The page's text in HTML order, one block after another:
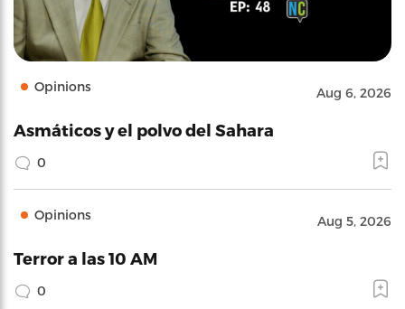
Opinions Aug 6, 2026
Asmáticos y el polvo del Sahara
0
Opinions Aug 5, 2026
Terror a las 10 AM
0